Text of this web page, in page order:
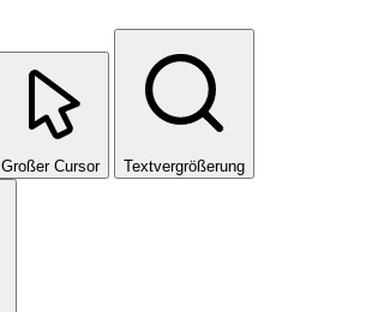
Großer Cursor Textvergrößerung